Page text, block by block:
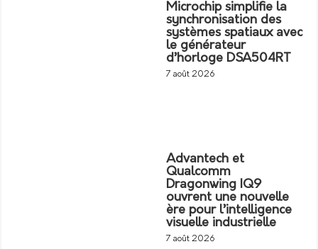
Microchip simplifie la
synchronisation des
systèmes spatiaux avec
le générateur
d’horloge DSA504RT
7 août 2026
Advantech et
Qualcomm
Dragonwing IQ9
ouvrent une nouvelle
ère pour l’intelligence
visuelle industrielle
7 août 2026